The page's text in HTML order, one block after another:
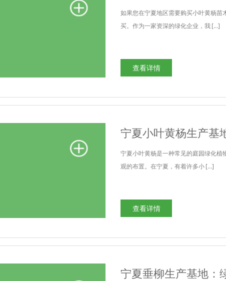
如果您在宁夏地区需要购买小叶黄杨
买。作为一家资深的绿化企业，我 […]
查看详情
宁夏小叶黄杨生产基
宁夏小叶黄杨是一种常见的庭园绿化
观的布置。在宁夏，有着许多小 […]
查看详情
宁夏垂柳生产基地：